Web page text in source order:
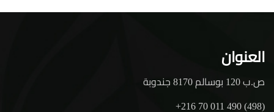
العنوان
ص.ب 120 بوسالم 8170 جندوبة
+216 70 011 490 (498)